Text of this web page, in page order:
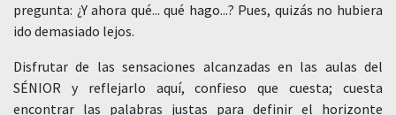
pregunta: ¿Y ahora qué... qué hago...? Pues, quizás no hubiera
ido demasiado lejos.
Disfrutar de las sensaciones alcanzadas en las aulas del
SÉNIOR y reflejarlo aquí, confieso que cuesta; cuesta
encontrar las palabras justas para definir el horizonte